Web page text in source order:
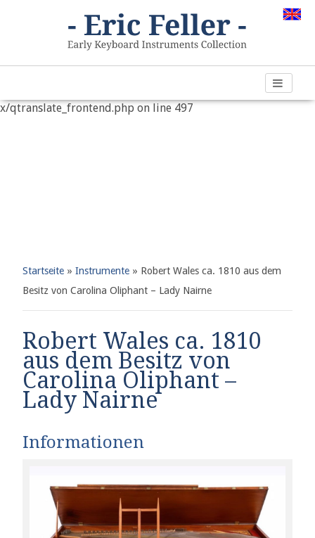
: "continue" targeting switch is equivalent to "break".
Did you mean to use "continue 2"? in
/var/www/vhosts/h266891.web67.alfahosting-
x/qtranslate_frontend.php on line 497
Startseite » Instrumente » Robert Wales ca. 1810 aus dem
Besitz von Carolina Oliphant – Lady Nairne
Robert Wales ca. 1810
aus dem Besitz von
Carolina Oliphant –
Lady Nairne
Informationen